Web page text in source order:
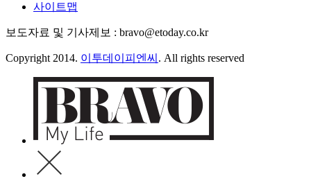
사이트맵
보도자료 및 기사제보 : bravo@etoday.co.kr
Copyright 2014. 이투데이피엔씨 . All rights reserved